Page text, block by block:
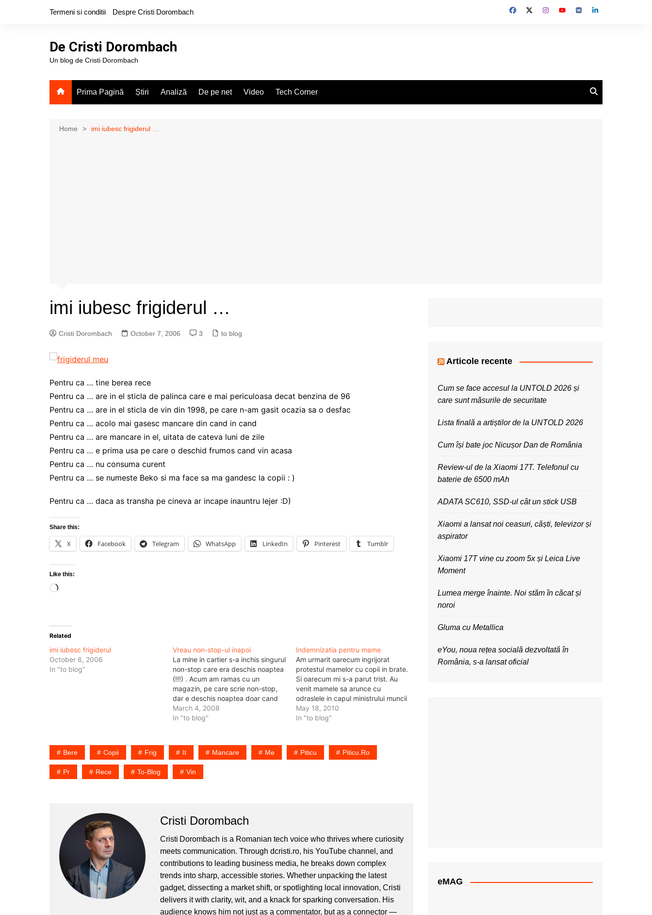
Termeni si conditii Despre Cristi Dorombach
De Cristi Dorombach
Un blog de Cristi Dorombach
Prima Pagină Știri Analiză De pe net Video Tech Corner
Home imi iubesc frigiderul …
imi iubesc frigiderul …
Cristi Dorombach October 7, 2006 3 to blog
Pentru ca … tine berea rece
Pentru ca … are in el sticla de palinca care e mai periculoasa decat benzina de 96
Pentru ca … are in el sticla de vin din 1998, pe care n-am gasit ocazia sa o desfac
Pentru ca … acolo mai gasesc mancare din cand in cand
Pentru ca … are mancare in el, uitata de cateva luni de zile
Pentru ca … e prima usa pe care o deschid frumos cand vin acasa
Pentru ca … nu consuma curent
Pentru ca … se numeste Beko si ma face sa ma gandesc la copii : )
Pentru ca … daca as transha pe cineva ar incape inauntru lejer :D)
Share this:
X Facebook Telegram WhatsApp LinkedIn Pinterest Tumblr
Like this:
Loading…
Related
imi iubesc frigiderul
October 6, 2006
In "to blog"
Vreau non-stop-ul inapoi
La mine in cartier s-a inchis singurul
non-stop care era deschis noaptea
(!!!) . Acum am ramas cu un
magazin, pe care scrie non-stop,
dar e deschis noaptea doar cand
are cineva chef sa stea acolo.
Drept urmare sunt cam nevoit sa
March 4, 2008
In "to blog"
Indemnizatia pentru mame
Am urmarit oarecum ingrijorat
protestul mamelor cu copii in brate.
Si oarecum mi s-a parut trist. Au
venit mamele sa arunce cu
odraslele in capul ministrului muncii
spunandu-i ca trebuie sa le lase
indemnizatiile pentru care ele au
May 18, 2010
In "to blog"
Bere Copii Frig It Mancare Me Piticu Piticu.ro
Pr Rece To-Blog Vin
Cristi Dorombach
Cristi Dorombach is a Romanian tech voice who thrives where curiosity
meets communication. Through dcristi.ro, his YouTube channel, and
contributions to leading business media, he breaks down complex
trends into sharp, accessible stories. Whether unpacking the latest
gadget, dissecting a market shift, or spotlighting local innovation, Cristi
delivers it with clarity, wit, and a knack for sparking conversation. His
audience knows him not just as a commentator, but as a connector —
Articole recente
Cum se face accesul la UNTOLD 2026 și
care sunt măsurile de securitate
Lista finală a artiștilor de la UNTOLD 2026
Cum își bate joc Nicușor Dan de România
Review-ul de la Xiaomi 17T. Telefonul cu
baterie de 6500 mAh
ADATA SC610, SSD-ul cât un stick USB
Xiaomi a lansat noi ceasuri, căști, televizor și
aspirator
Xiaomi 17T vine cu zoom 5x și Leica Live
Moment
Lumea merge înainte. Noi stăm în căcat și
noroi
Gluma cu Metallica
eYou, noua rețea socială dezvoltată în
România, s-a lansat oficial
eMAG